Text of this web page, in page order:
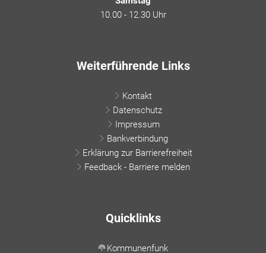
10.00 - 12.30 Uhr
Weiterführende Links
Kontakt
Datenschutz
Impressum
Bankverbindung
Erklärung zur Barrierefreiheit
Feedback - Barriere melden
Quicklinks
Kommunenfunk